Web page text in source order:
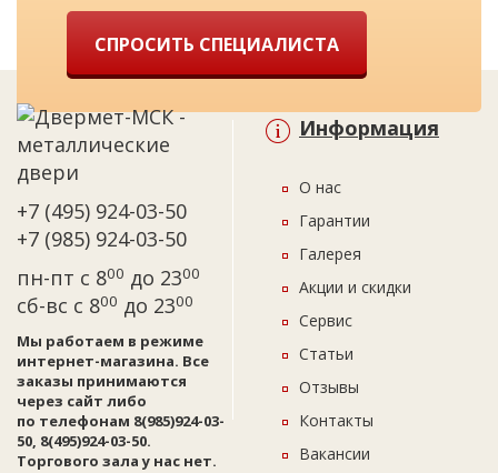
СПРОСИТЬ СПЕЦИАЛИСТА
+7 (495) 924-03-50
+7 (985) 924-03-50
пн-пт с 800 до 2300
сб-вс с 800 до 2300
Мы работаем в режиме
интернет-магазина. Все
заказы принимаются
через сайт либо
по телефонам 8(985)924-03-
50, 8(495)924-03-50.
Торгового зала у нас нет.
Информация
О нас
Гарантии
Галерея
Акции и скидки
Сервис
Статьи
Отзывы
Контакты
Вакансии